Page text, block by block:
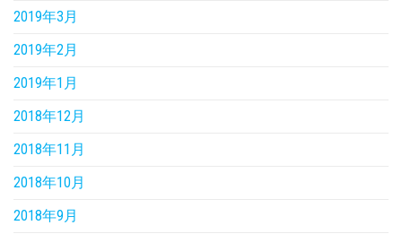
2019年3月
2019年2月
2019年1月
2018年12月
2018年11月
2018年10月
2018年9月